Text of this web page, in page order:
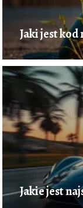
Jaki jest
Jakie jest